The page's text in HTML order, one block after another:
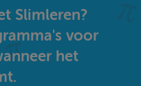
Slimleren?
voor
het